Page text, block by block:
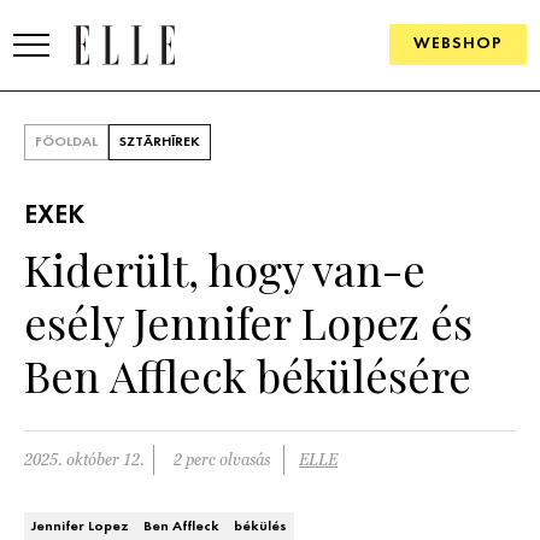
WEBSHOP
SZÉPSÉG
ÉLETMÓD
PÁRKAPCSOLAT
FŐOLDAL SZTÁRHÍREK
EXEK
Kiderült, hogy van-e
esély Jennifer Lopez és
Ben Affleck békülésére
2025. október 12. 2 perc olvasás ELLE
Jennifer Lopez Ben Affleck békülés